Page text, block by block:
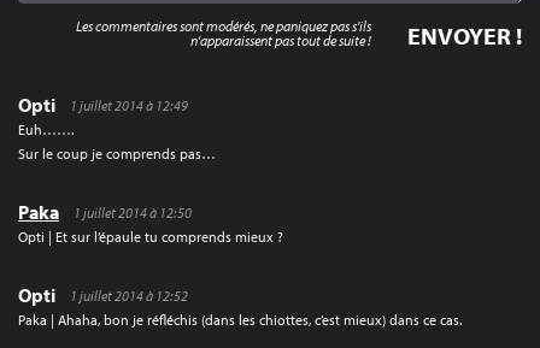
Opti
1 juillet 2014 à 12:49
Euh…….
Sur le coup je comprends pas…
Paka
1 juillet 2014 à 12:50
Opti | Et sur l’épaule tu comprends mieux ?
Opti
1 juillet 2014 à 12:52
Paka | Ahaha, bon je réfléchis (dans les chiottes, c’est mieux) dans ce cas.
Les commentaires sont modérés, ne paniquez pas s'ils
n'apparaissent pas tout de suite !